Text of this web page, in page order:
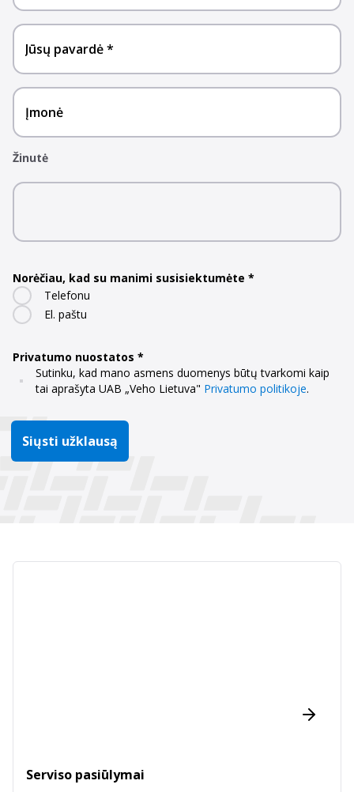
Jūsų pavardė
Įmonė
Žinutė
Norėčiau, kad su manimi susisiektumėte
Telefonu
El. paštu
Privatumo nuostatos
Sutinku, kad mano asmens duomenys būtų tvarkomi kaip
tai aprašyta UAB „Veho Lietuva" Privatumo politikoje.
Siųsti užklausą
Serviso pasiūlymai